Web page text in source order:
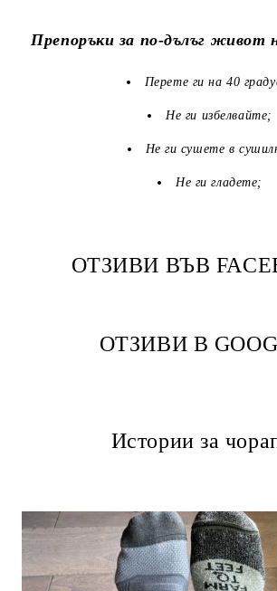
Препоръки за по-дълъг живот
Перете ги на 40
Не ги избелвайте;
Не ги сушете в
Не ги гладете;
ОТЗИВИ ВЪВ
ОТЗИВИ В
Истории за